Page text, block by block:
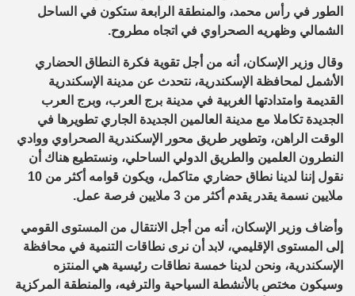
الطور في رأس محمد، والمنطقة الرابعة ستكون في الساحل
الشمالي وظهريه الصحراوي في اتجاه مطروح.
وقال وزير الإسكان، أنه من أجل تقوية فكرة النطاق الحضاري
الأشمل لمحافظة الإسكندرية، نتحدث عن مدينة الإسكندرية
القديمة وامتدادتها الغربية في مدينة برج العرب، وبرج العرب
الجديدة تكاملا مع مدينة العالمين الجديدة الجاري تطويرها في
الوقت الراهن، وتطوير طريق محور الإسكندرية الصحراوي ووادي
النطرون العلمين والطريق الدولي الساحلي، ونستطيع هناك أن
نقول إننا لدينا نطاق حضاري متاكمل، ويكون قوامه أكثر من 10
ملايين نسمة يقدر يقدم أكثر من 3 ملايين فرصة عمل.
وأضاف وزير الإسكان، أنه من أجل الانتقال من المستوى القومي
إلى المستوى الإقليمي، لابد أن نرى نطاقات التنمية في محافظة
الإسكندرية، ونحن لدينا خمسة نطاقات رئيسية هي المنتزه
وسيكون مختص بالأنشطة السياحية والترفيه، والمنطقة المركزية